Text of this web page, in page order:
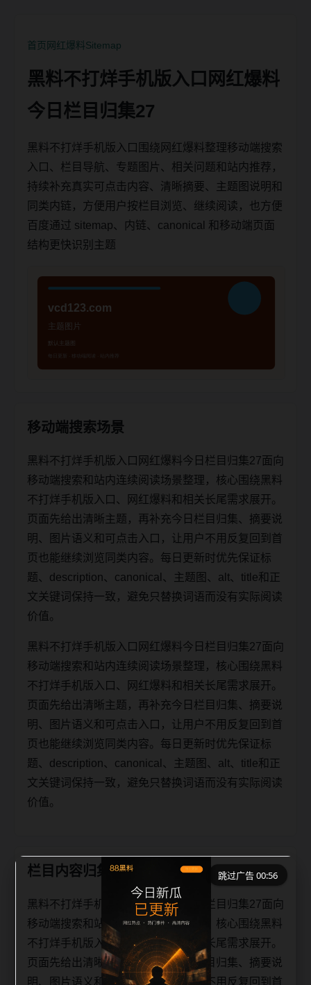
首页网红爆料Sitemap
黑料不打烊手机版入口网红爆料
今日栏目归集27
黑料不打烊手机版入口围绕网红爆料整理移动端搜索
入口、栏目导航、专题图片、相关问题和站内推荐，
持续补充真实可点击内容、清晰摘要、主题图说明和
同类内链，方便用户按栏目浏览、继续阅读，也方便
百度通过 sitemap、内链、canonical 和移动端页面
结构更快识别主题
移动端搜索场景
黑料不打烊手机版入口网红爆料今日栏目归集27面向
移动端搜索和站内连续阅读场景整理，核心围绕黑料
不打烊手机版入口、网红爆料和相关长尾需求展开。
页面先给出清晰主题，再补充今日栏目归集、摘要说
明、图片语义和可点击入口，让用户不用反复回到首
页也能继续浏览同类内容。每日更新时优先保证标
题、description、canonical、主题图、alt、title和正
文关键词保持一致，避免只替换词语而没有实际阅读
价值。
黑料不打烊手机版入口网红爆料今日栏目归集27面向
移动端搜索和站内连续阅读场景整理，核心围绕黑料
不打烊手机版入口、网红爆料和相关长尾需求展开。
页面先给出清晰主题，再补充今日栏目归集、摘要说
明、图片语义和可点击入口，让用户不用反复回到首
页也能继续浏览同类内容。每日更新时优先保证标
题、description、canonical、主题图、alt、title和正
文关键词保持一致，避免只替换词语而没有实际阅读
价值。
栏目内容归集
黑料不打烊手机版入口网红爆料今日栏目归集27面向
移动端搜索和站内连续阅读场景整理，核心围绕黑料
不打烊手机版入口、网红爆料和相关长尾需求展开。
页面先给出清晰主题，再补充今日栏目归集、摘要说
明、图片语义和可点击入口，让用户不用反复回到首
跳过广告 00:56